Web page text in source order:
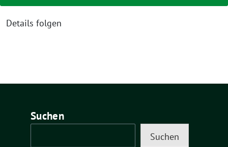
Details folgen
Suchen
Suchen